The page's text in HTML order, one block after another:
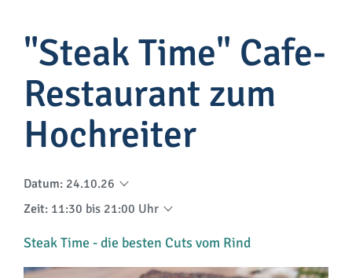
"Steak Time" Cafe-
Restaurant zum
Hochreiter
Datum: 24.10.26
Zeit: 11:30 bis 21:00 Uhr
Steak Time - die besten Cuts vom Rind